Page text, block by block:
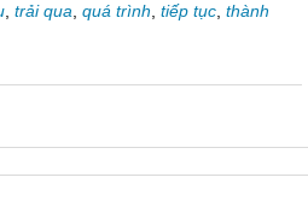
trải qua quá trình tiếp tục thành